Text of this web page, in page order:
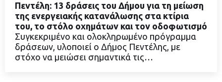
ΔΙΑΒΑΣΤΕ ΠΕΡΙΣΣΟΤΕΡΑ
Πεντέλη: 13 δράσεις του Δήμου για τη μείωση
της ενεργειακής κατανάλωσης στα κτίρια
του, το στόλο οχημάτων και τον οδοφωτισμό
Συγκεκριμένο και ολοκληρωμένο πρόγραμμα
δράσεων, υλοποιεί ο Δήμος Πεντέλης, με
στόχο να μειώσει σημαντικά τις…